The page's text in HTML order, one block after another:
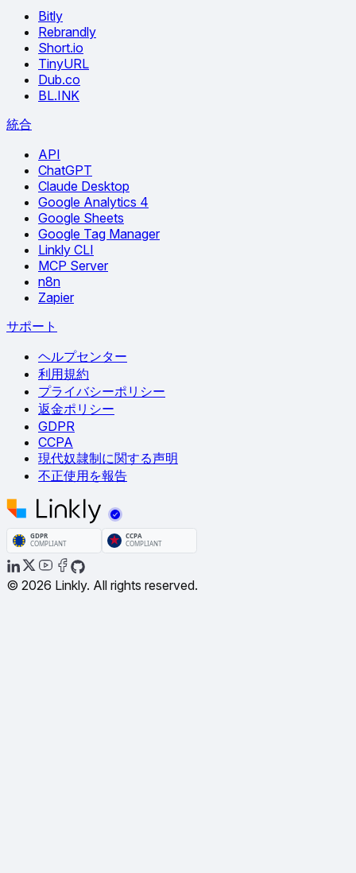
Bitly
Rebrandly
Short.io
TinyURL
Dub.co
BL.INK
統合
API
ChatGPT
Claude Desktop
Google Analytics 4
Google Sheets
Google Tag Manager
Linkly CLI
MCP Server
n8n
Zapier
サポート
ヘルプセンター
利用規約
プライバシーポリシー
返金ポリシー
GDPR
CCPA
現代奴隷制に関する声明
不正使用を報告
© 2026 Linkly. All rights reserved.